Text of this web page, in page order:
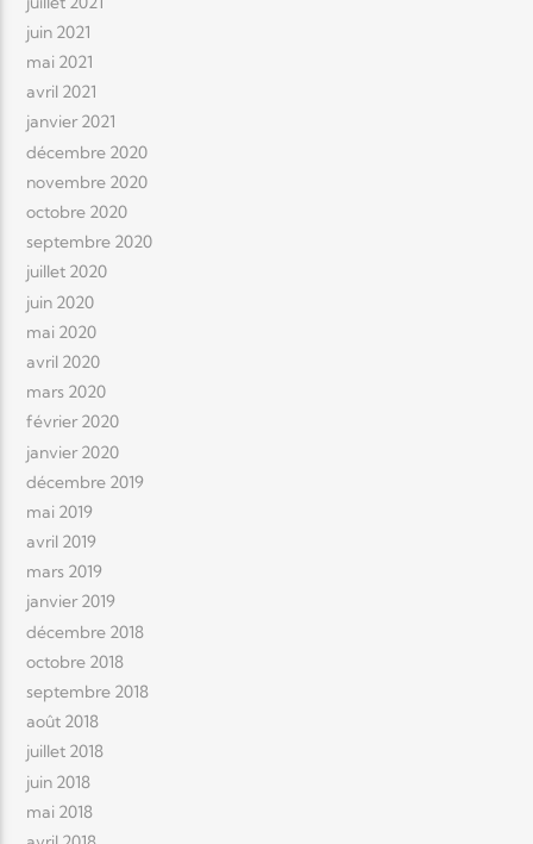
juin 2021
mai 2021
avril 2021
janvier 2021
décembre 2020
novembre 2020
octobre 2020
septembre 2020
juillet 2020
juin 2020
mai 2020
avril 2020
mars 2020
février 2020
janvier 2020
décembre 2019
mai 2019
avril 2019
mars 2019
janvier 2019
décembre 2018
octobre 2018
septembre 2018
août 2018
juillet 2018
juin 2018
mai 2018